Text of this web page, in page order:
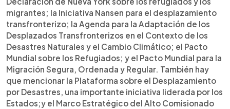
migrantes; la Iniciativa Nansen para el desplazamiento
transfronterizo; la Agenda para la Adaptación de los
Desplazados Transfronterizos en el Contexto de los
Desastres Naturales y el Cambio Climático; el Pacto
Mundial sobre los Refugiados; y el Pacto Mundial para la
Migración Segura, Ordenada y Regular. También hay
que mencionar la Plataforma sobre el Desplazamiento
por Desastres, una importante iniciativa liderada por los
Estados;y el Marco Estratégico del Alto Comisionado